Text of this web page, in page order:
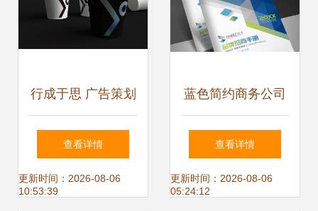
行成于思 广告策划
中的企业形象塑造
艺术
查看详情
更新时间：2026-08-06
10:53:39
蓝色简约商务公司
画册封面宣传册形
象封面图片设计素
查看详情
更新时间：2026-08-06
05:24:12